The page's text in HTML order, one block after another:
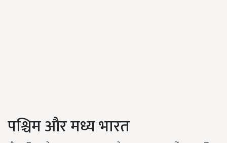
पश्चिम और मध्य भारत